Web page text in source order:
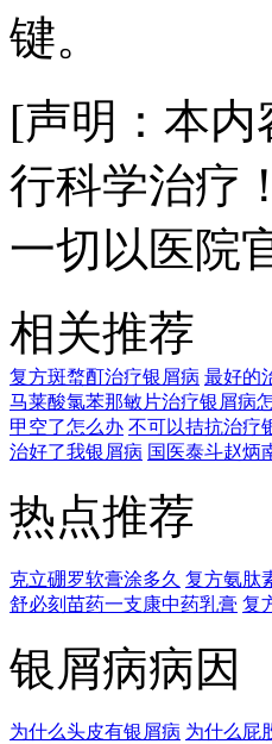
键。
[声明：本内
行科学治疗
一切以医院
相关推荐
复方斑蝥酊治疗银屑病 最好的
马莱酸氯苯那敏片治疗银屑病
甲空了怎么办 不可以拮抗治疗
治好了我银屑病 国医泰斗赵炳
热点推荐
克立硼罗软膏涂多久 复方氨肽
舒必刻苗药一支康中药乳膏 复
银屑病病因
为什么头皮有银屑病 为什么屁